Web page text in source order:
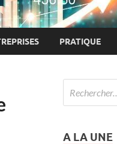
PRATIQUE
A LA UNE